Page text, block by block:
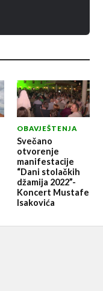
OBAVJEŠTENJA
Svečano
otvorenje
manifestacije
“Dani stolačkih
džamija 2022”-
Koncert Mustafe
Isakovića